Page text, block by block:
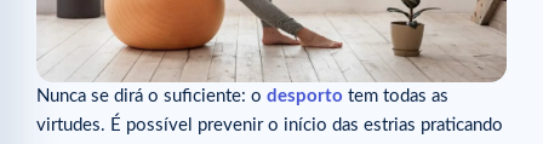
Nunca se dirá o suficiente: o desporto tem todas as
virtudes. É possível prevenir o início das estrias praticando